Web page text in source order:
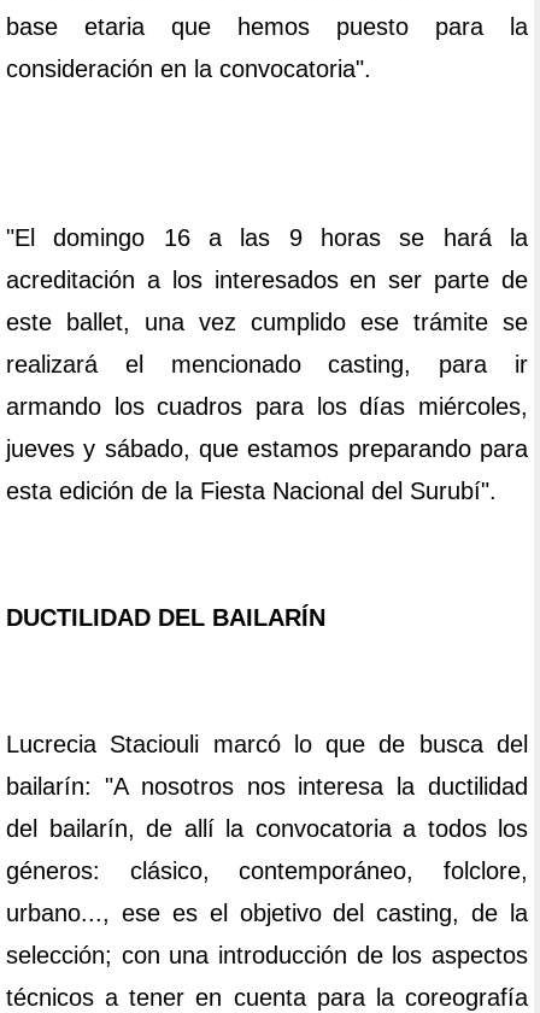
base etaria que hemos puesto para la
consideración en la convocatoria".
"El domingo 16 a las 9 horas se hará la
acreditación a los interesados en ser parte de
este ballet, una vez cumplido ese trámite se
realizará el mencionado casting, para ir
armando los cuadros para los días miércoles,
jueves y sábado, que estamos preparando para
esta edición de la Fiesta Nacional del Surubí".
DUCTILIDAD DEL BAILARÍN
Lucrecia Staciouli marcó lo que de busca del
bailarín: "A nosotros nos interesa la ductilidad
del bailarín, de allí la convocatoria a todos los
géneros: clásico, contemporáneo, folclore,
urbano..., ese es el objetivo del casting, de la
selección; con una introducción de los aspectos
técnicos a tener en cuenta para la coreografía